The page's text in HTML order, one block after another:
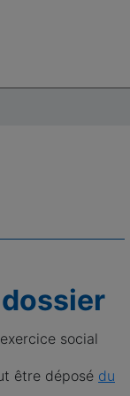
social
être déposé du